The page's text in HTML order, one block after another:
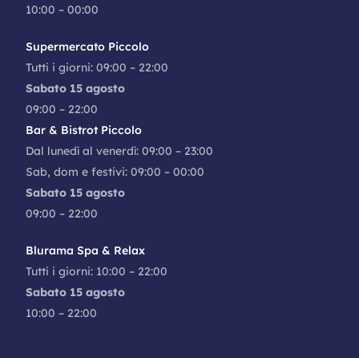
10:00 – 00:00
Supermercato Piccolo
Tutti i giorni: 09:00 – 22:00
Sabato 15 agosto
09:00 – 22:00
Bar & Bistrot Piccolo
Dal lunedì al venerdì: 09:00 – 23:00
Sab, dom e festivi: 09:00 – 00:00
Sabato 15 agosto
09:00 – 22:00
Blurama Spa & Relax
Tutti i giorni: 10:00 – 22:00
Sabato 15 agosto
10:00 – 22:00